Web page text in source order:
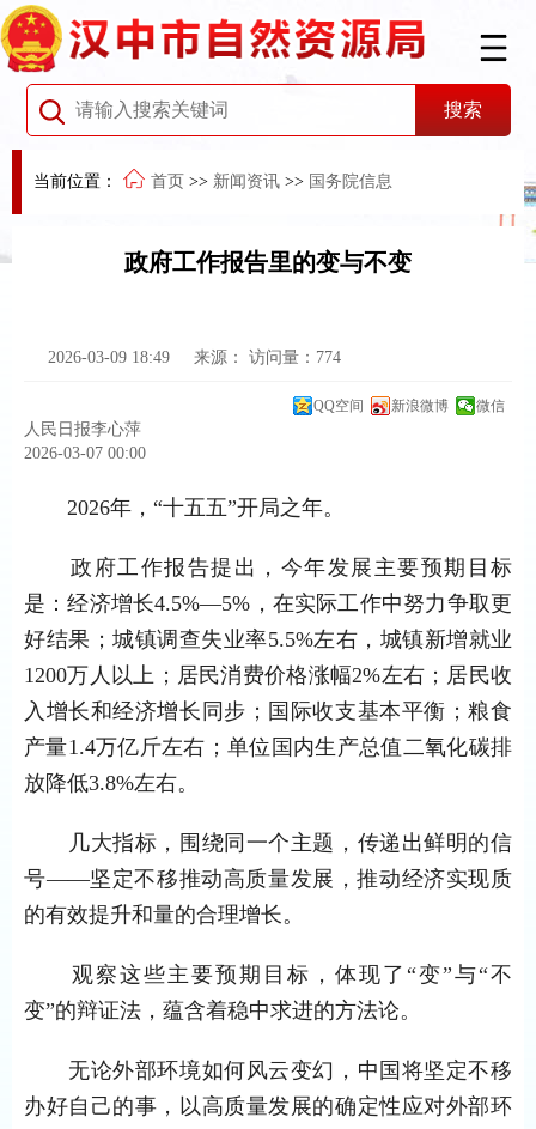
当前位置： 首页 >> 新闻资讯 >> 国务院信息
政府工作报告里的变与不变
2026-03-09 18:49 来源： 访问量： 774
QQ空间 新浪微博 微信
人民日报李心萍
2026-03-07 00:00
2026年，“十五五”开局之年。
政府工作报告提出，今年发展主要预期目标
是：经济增长4.5%—5%，在实际工作中努力争取更
好结果；城镇调查失业率5.5%左右，城镇新增就业
1200万人以上；居民消费价格涨幅2%左右；居民收
入增长和经济增长同步；国际收支基本平衡；粮食
产量1.4万亿斤左右；单位国内生产总值二氧化碳排
放降低3.8%左右。
几大指标，围绕同一个主题，传递出鲜明的信
号——坚定不移推动高质量发展，推动经济实现质
的有效提升和量的合理增长。
观察这些主要预期目标，体现了“变”与“不
变”的辩证法，蕴含着稳中求进的方法论。
无论外部环境如何风云变幻，中国将坚定不移
办好自己的事，以高质量发展的确定性应对外部环